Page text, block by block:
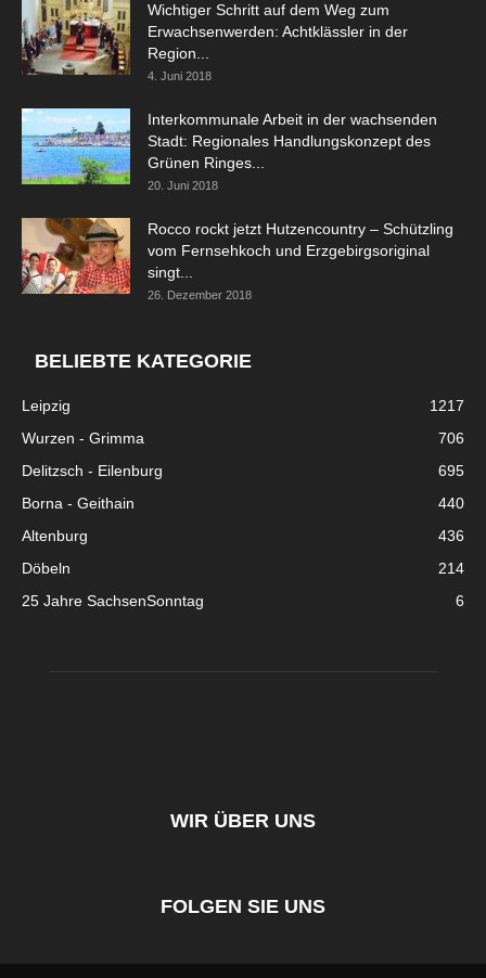
Wichtiger Schritt auf dem Weg zum
Erwachsenwerden: Achtklässler in der
Region...
4. Juni 2018
Interkommunale Arbeit in der wachsenden
Stadt: Regionales Handlungskonzept des
Grünen Ringes...
20. Juni 2018
Rocco rockt jetzt Hutzencountry – Schützling
vom Fernsehkoch und Erzgebirgsoriginal
singt...
26. Dezember 2018
BELIEBTE KATEGORIE
Leipzig
1217
Wurzen - Grimma
706
Delitzsch - Eilenburg
695
Borna - Geithain
440
Altenburg
436
Döbeln
214
25 Jahre SachsenSonntag
6
WIR ÜBER UNS
FOLGEN SIE UNS